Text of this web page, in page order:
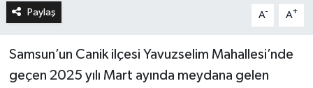
Paylaş A- A+
Samsun’un Canik ilçesi Yavuzselim Mahallesi’nde
geçen 2025 yılı Mart ayında meydana gelen